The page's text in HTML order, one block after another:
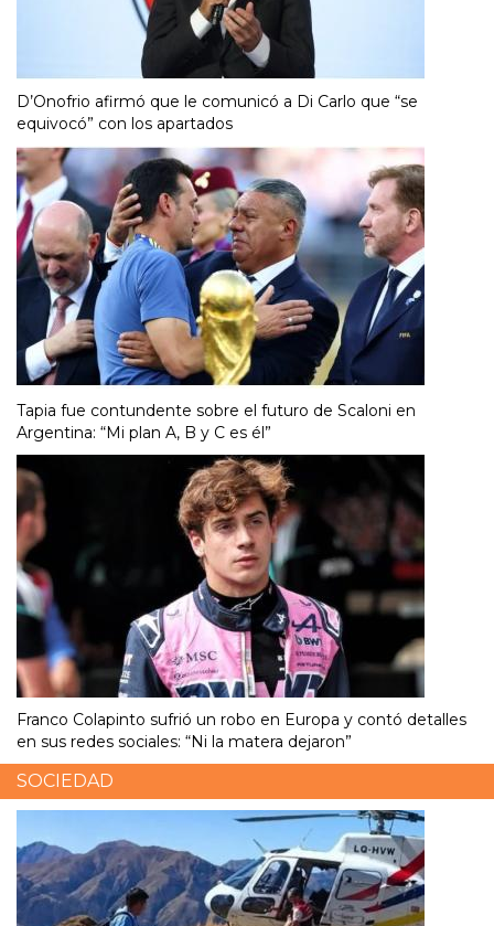
D’Onofrio afirmó que le comunicó a Di Carlo que “se
equivocó” con los apartados
Tapia fue contundente sobre el futuro de Scaloni en
Argentina: “Mi plan A, B y C es él”
Franco Colapinto sufrió un robo en Europa y contó detalles
en sus redes sociales: “Ni la matera dejaron”
SOCIEDAD